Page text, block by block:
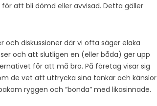
att bli dömd eller avvisad. Detta gäller
diskussioner där vi ofta säger elaka
och att slutligen en (eller båda) ger upp
för att må bra. På företag visar sig
de vet att uttrycka sina tankar och känslor
ryggen och ”bonda” med likasinnade.